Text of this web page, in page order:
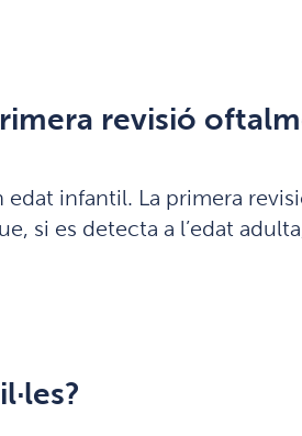
revisió
edat infantil. La primera
si es detecta a l’edat